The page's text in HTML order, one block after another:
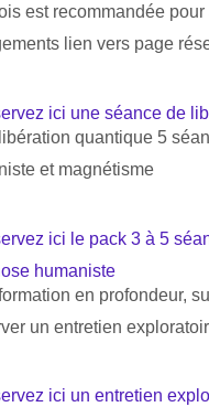
est recommandée
lien vers page
ici une séance de
quantique 5
et magnétisme
ici le pack 3 à 5
humaniste
en profondeur,
un entretien
ici un entretien